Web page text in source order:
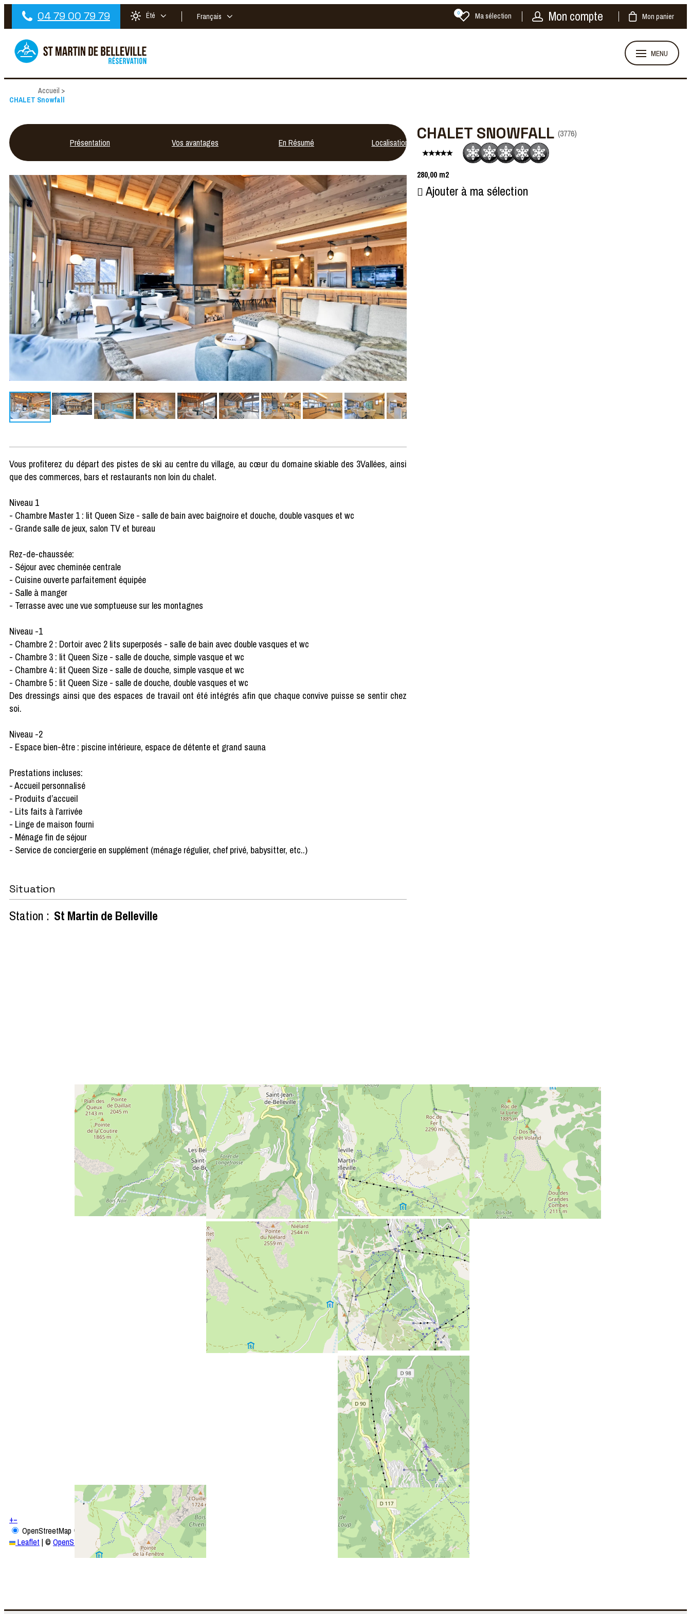
04 79 00 79 79 Été Français Ma sélection
0 Mon compte Mon panier
MENU
Accueil >
CHALET Snowfall
Présentation Vos avantages En Résumé Localisation CHALET SNOWFALL (3776)
280,00 m2
Ajouter à ma sélection
Vous profiterez du départ des pistes de ski au centre du village, au cœur du domaine skiable des 3Vallées, ainsi
que des commerces, bars et restaurants non loin du chalet.
Niveau 1
- Chambre Master 1 : lit Queen Size - salle de bain avec baignoire et douche, double vasques et wc
- Grande salle de jeux, salon TV et bureau
Rez-de-chaussée:
- Séjour avec cheminée centrale
- Cuisine ouverte parfaitement équipée
- Salle à manger
- Terrasse avec une vue somptueuse sur les montagnes
Niveau -1
- Chambre 2 : Dortoir avec 2 lits superposés - salle de bain avec double vasques et wc
- Chambre 3 : lit Queen Size - salle de douche, simple vasque et wc
- Chambre 4 : lit Queen Size - salle de douche, simple vasque et wc
- Chambre 5 : lit Queen Size - salle de douche, double vasques et wc
Des dressings ainsi que des espaces de travail ont été intégrés afin que chaque convive puisse se sentir chez
soi.
Niveau -2
- Espace bien-être : piscine intérieure, espace de détente et grand sauna
Prestations incluses:
- Accueil personnalisé
- Produits d’accueil
- Lits faits à l’arrivée
- Linge de maison fourni
- Ménage fin de séjour
- Service de conciergerie en supplément (ménage régulier, chef privé, babysitter, etc..)
Situation
Station : St Martin de Belleville
+−
OpenStreetMap
Streets
Satellite
Leaflet |© OpenStreetMap